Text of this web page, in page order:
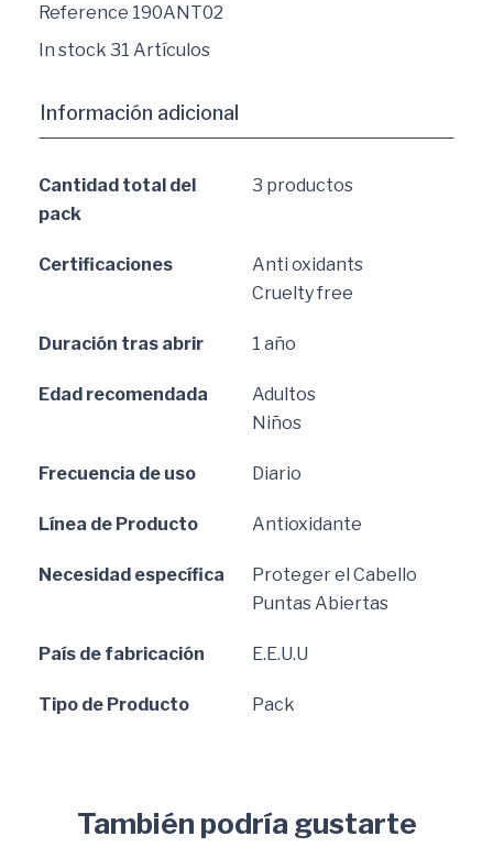
Reference 190ANT02
In stock 31 Artículos
Información adicional
Cantidad total del
pack
3 productos
Certificaciones
Anti oxidants
Cruelty free
Duración tras abrir 1 año
Edad recomendada
Adultos
Niños
Frecuencia de uso Diario
Línea de Producto Antioxidante
Necesidad específica
Proteger el Cabello
Puntas Abiertas
País de fabricación E.E.U.U
Tipo de Producto Pack
También podría gustarte